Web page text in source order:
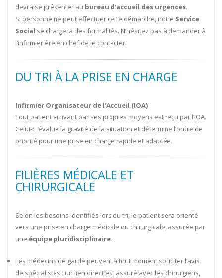
devra se présenter au bureau d’accueil des urgences.
Si personne ne peut effectuer cette démarche, notre Service
Social se chargera des formalités. N’hésitez pas à demander à
l’infirmier·ère en chef de le contacter.
DU TRI À LA PRISE EN CHARGE
Infirmier Organisateur de l’Accueil (IOA)
Tout patient arrivant par ses propres moyens est reçu par l’IOA.
Celui-ci évalue la gravité de la situation et détermine l’ordre de
priorité pour une prise en charge rapide et adaptée.
FILIÈRES MÉDICALE ET
CHIRURGICALE
Selon les besoins identifiés lors du tri, le patient sera orienté
vers une prise en charge médicale ou chirurgicale, assurée par
une équipe pluridisciplinaire.
Les médecins de garde peuvent à tout moment solliciter l’avis
de spécialistes : un lien direct est assuré avec les chirurgiens,